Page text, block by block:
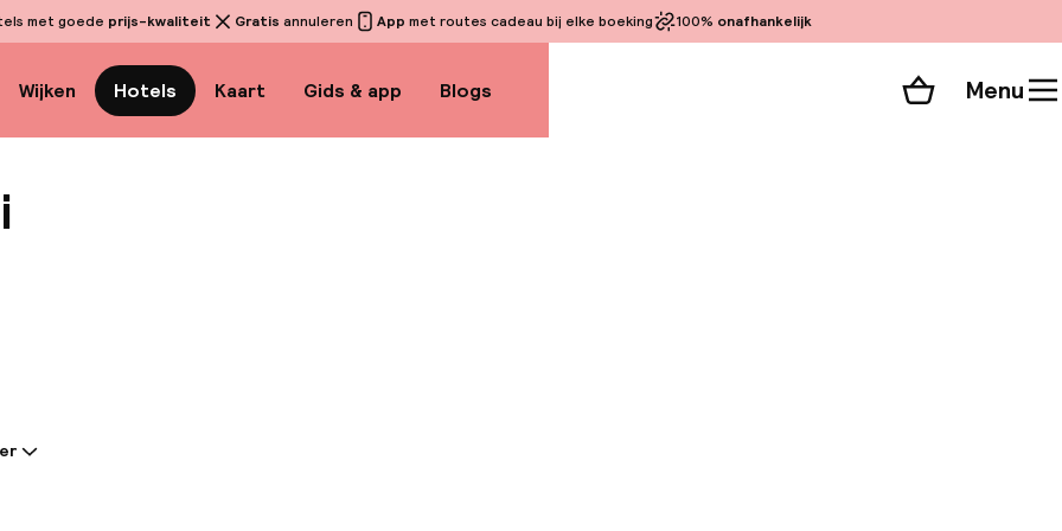
met goede prijs-kwaliteit Gratis annuleren App met routes cadeau bij elke boeking 100% onafhankelijk
Wijken Hotels Kaart Gids & app Blogs Winkelmand
Menu
gedeeld door de accommodatie: